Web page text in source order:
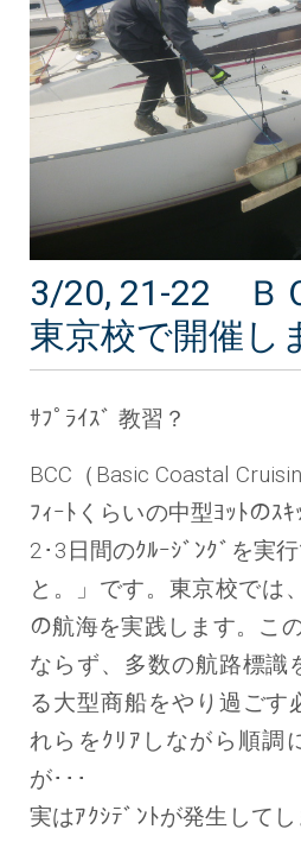
3/20, 21-22 Ｂ
東京校で開催し
ｻﾌﾟﾗｲｽﾞ 教習？
BCC（Basic Coastal
ﾌｨｰﾄくらいの中型ﾖｯﾄのｽ
2･3日間のｸﾙｰｼﾞﾝｸﾞを実
と。」です。東京校では
の航海を実践します。こ
ならず、多数の航路標識
る大型商船をやり過ごす
れらをｸﾘｱしながら順調
が･･･
実はｱｸｼﾃﾞﾝﾄが発生して